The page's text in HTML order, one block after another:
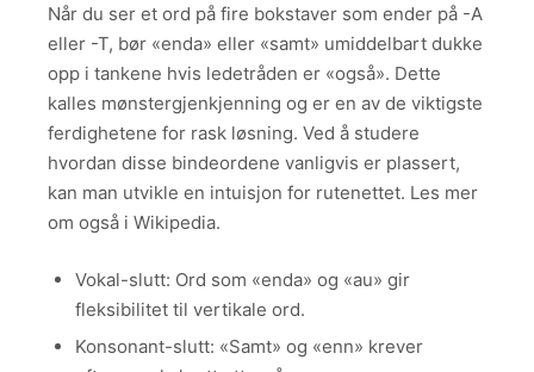
Når du ser et ord på fire bokstaver som ender på -A
eller -T, bør «enda» eller «samt» umiddelbart dukke
opp i tankene hvis ledetråden er «også». Dette
kalles mønstergjenkjenning og er en av de viktigste
ferdighetene for rask løsning. Ved å studere
hvordan disse bindeordene vanligvis er plassert,
kan man utvikle en intuisjon for rutenettet. Les mer
om også i Wikipedia.
Vokal-slutt: Ord som «enda» og «au» gir
fleksibilitet til vertikale ord.
Konsonant-slutt: «Samt» og «enn» krever